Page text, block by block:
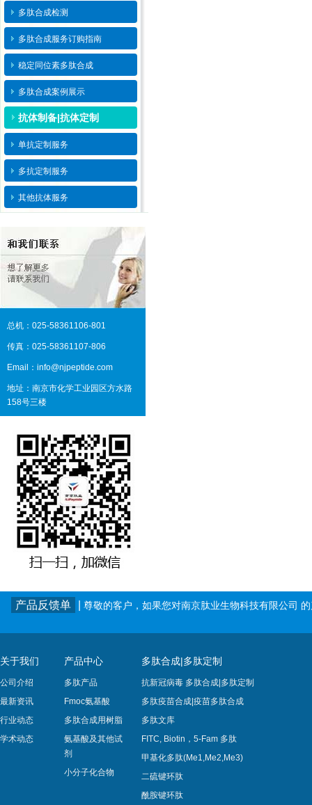
多肽合成检测
多肽合成服务订购指南
稳定同位素多肽合成
多肽合成案例展示
抗体制备|抗体定制
单抗定制服务
多抗定制服务
其他抗体服务
总机：025-58361106-801
传真：025-58361107-806
Email：info@njpeptide.com
地址：南京市化学工业园区方水路
158号三楼
产品反馈单 尊敬的客户，如果您对南京肽业生物科技有限公司
关于我们
公司介绍
最新资讯
行业动态
学术动态
产品中心
多肽产品
Fmoc氨基酸
多肽合成用树脂
氨基酸及其他试
剂
小分子化合物
多肽合成|多肽定制
抗新冠病毒 多肽合成|多肽定制
多肽疫苗合成|疫苗多肽​合成
多肽文库
FITC, Biotin，5-Fam 多肽
甲基化多肽(Me1,Me2,Me3)
二硫键环肽
酰胺键环肽